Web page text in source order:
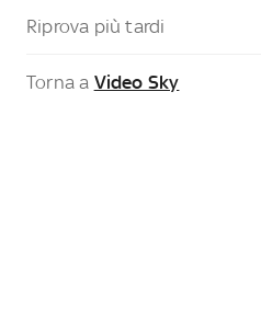
Riprova più tardi
Torna a Video Sky